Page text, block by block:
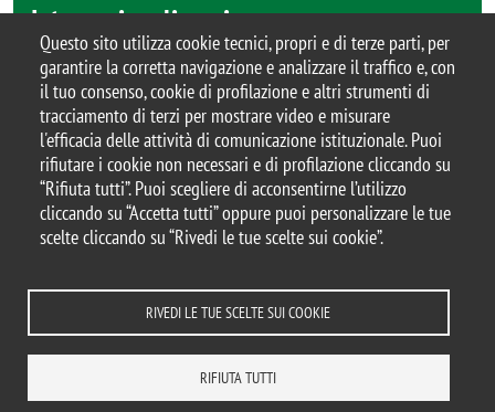
Questo sito utilizza cookie tecnici, propri e di terze parti, per
garantire la corretta navigazione e analizzare il traffico e, con
il tuo consenso, cookie di profilazione e altri strumenti di
tracciamento di terzi per mostrare video e misurare
l'efficacia delle attività di comunicazione istituzionale. Puoi
rifiutare i cookie non necessari e di profilazione cliccando su
“Rifiuta tutti”. Puoi scegliere di acconsentirne l’utilizzo
cliccando su “Accetta tutti” oppure puoi personalizzare le tue
scelte cliccando su “Rivedi le tue scelte sui cookie”.
RIVEDI LE TUE SCELTE SUI COOKIE
RIFIUTA TUTTI
Internazionalizzazione
© 2025 Università degli Studi di Milano-Bicocca
Piazza dell'Ateneo Nuovo, 1 - 20126, Milano
Casella PEC:ateneo.bicocca@pec.unimib.it
P.I. 12621570154 |
redazioneweb.mater@unimib.it
Note legali Privacy e cookie policy Amministrazione trasparente
Accessibilità
Rivedi le tue scelte sui cookie